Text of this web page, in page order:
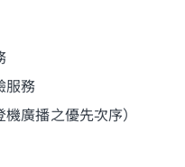
服務
廣播之優先次序）